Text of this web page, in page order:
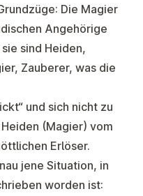
Die Magier
Angehörige
sind Heiden,
Zauberer, was die
und sich nicht zu
(Magier) vom
Erlöser.
jene Situation, in
worden ist: